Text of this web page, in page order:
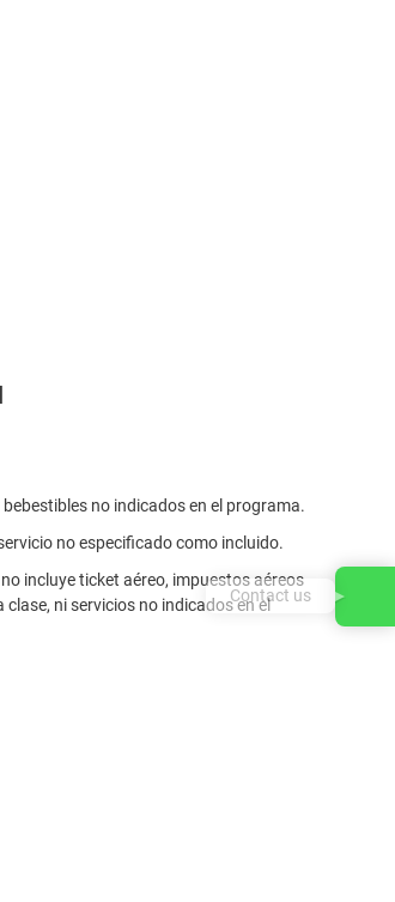
no indicados en el programa.
no especificado como incluido.
incluye ticket aéreo, impuestos aéreos
clase, ni servicios no indicados en elContact us